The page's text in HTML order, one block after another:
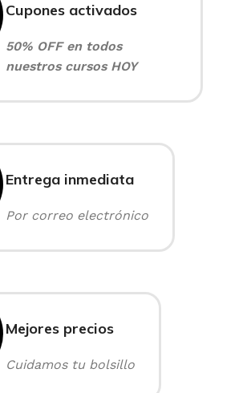
Cupones activados
50% OFF en todos
nuestros cursos HOY
Entrega inmediata
Por correo electrónico
Mejores precios
Cuidamos tu bolsillo